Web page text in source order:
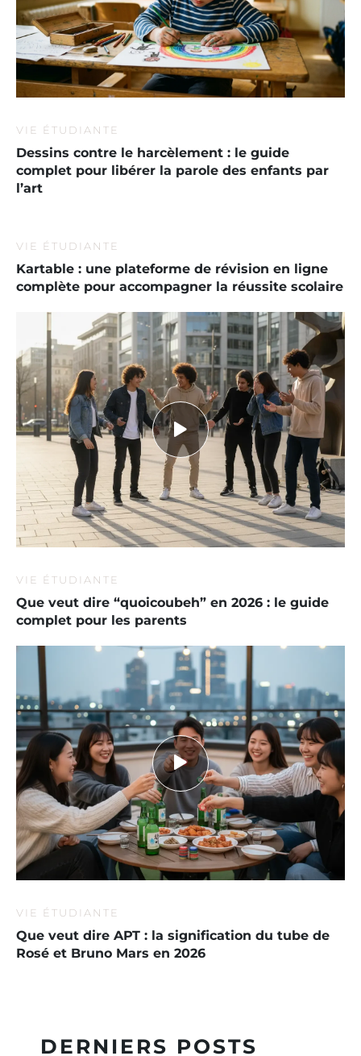
DERNIERS POSTS
VIE ÉTUDIANTE
Dessins contre le harcèlement : le guide
complet pour libérer la parole des enfants par
l’art
VIE ÉTUDIANTE
Kartable : une plateforme de révision en ligne
complète pour accompagner la réussite scolaire
VIE ÉTUDIANTE
Que veut dire “quoicoubeh” en 2026 : le guide
complet pour les parents
VIE ÉTUDIANTE
Que veut dire APT : la signification du tube de
Rosé et Bruno Mars en 2026